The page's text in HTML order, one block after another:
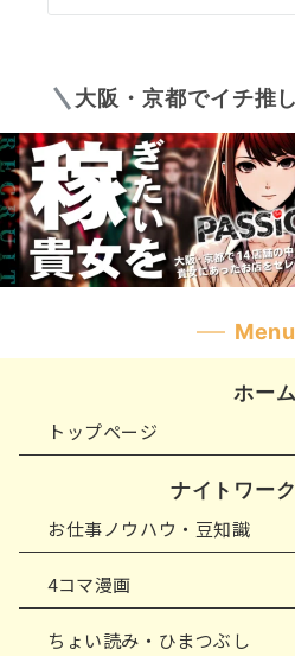
大阪・京都でイチ推
Menu
ホーム
トップページ
ナイトワー
お仕事ノウハウ・豆知識
4コマ漫画
ちょい読み・ひまつぶし